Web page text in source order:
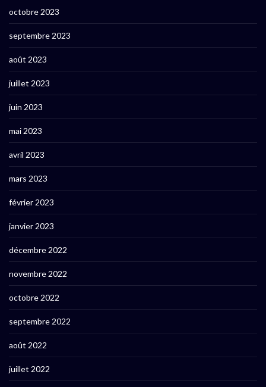
octobre 2023
septembre 2023
août 2023
juillet 2023
juin 2023
mai 2023
avril 2023
mars 2023
février 2023
janvier 2023
décembre 2022
novembre 2022
octobre 2022
septembre 2022
août 2022
juillet 2022